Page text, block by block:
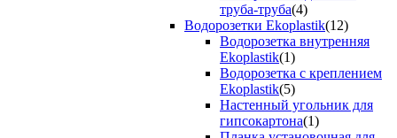
труба-труба(4)
Водорозетки Ekoplastik(12)
Водорозетка внутренняя
Ekoplastik(1)
Водорозетка с креплением
Ekoplastik(5)
Настенный угольник для
гипсокартона(1)